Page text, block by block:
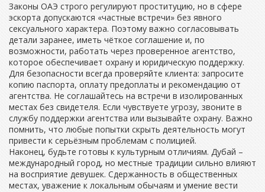
Законы ОАЭ строго регулируют проституцию, но в сфере
эскорта допускаются «частные встречи» без явного
сексуального характера. Поэтому важно согласовывать
детали заранее, иметь чёткое соглашение и, по
возможности, работать через проверенное агентство,
которое обеспечивает охрану и юридическую поддержку.
Для безопасности всегда проверяйте клиента: запросите
копию паспорта, оплату предоплаты и рекомендацию от
агентства. Не соглашайтесь на встречи в изолированных
местах без свидетеля. Если чувствуете угрозу, звоните в
службу поддержки агентства или вызывайте охрану. Важно
помнить, что любые попытки скрыть деятельность могут
привести к серьёзным проблемам с полицией.
Наконец, будьте готовы к культурным отличиям. Дубай –
международный город, но местные традиции сильно влияют
на восприятие девушек. Сдержанность в общественных
местах, уважение к локальным обычаям и умение вести